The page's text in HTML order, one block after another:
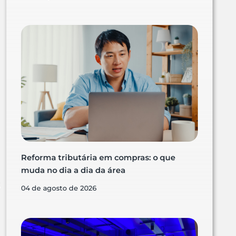
Reforma tributária em compras: o que
muda no dia a dia da área
04 de agosto de 2026